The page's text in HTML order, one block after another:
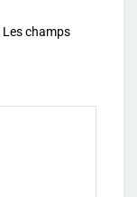
Les champs